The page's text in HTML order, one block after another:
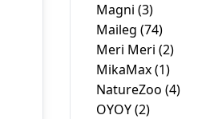
Magni (3)
Maileg (74)
Meri Meri (2)
MikaMax(1)
NatureZoo (4)
OYOY(2)